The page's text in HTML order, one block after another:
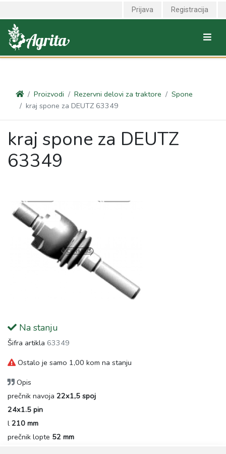
<link rel="canonical" href="https://agrita.rs/proizvodi/rezervni-delovi-
za-traktore/spone/kraj-spone-za-deutz-63349" />
Prijava Registracija
Proizvodi Rezervni delovi za traktore
Spone
kraj spone za DEUTZ 63349
kraj spone za DEUTZ
63349
Na stanju
Šifra artikla 63349
Ostalo je samo 1,00 kom na stanju
Opis
prečnik navoja 22x1,5 spoj
24x1.5 pin
l 210 mm
prečnik lopte 52 mm